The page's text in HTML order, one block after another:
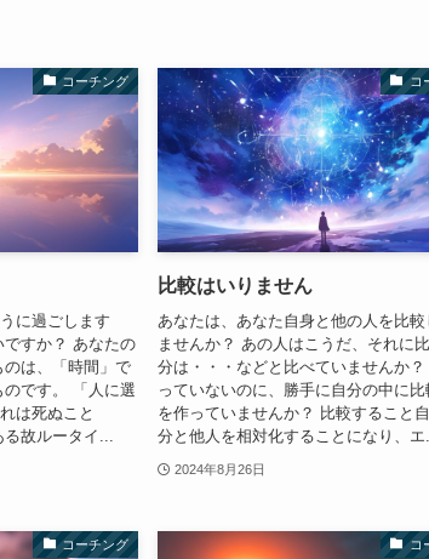
コーチング
に過ごします
すか？ あなたの
は、「時間」で
です。 「人に選
は死ぬこと
故ルータイ...
コ
比較はいりません
あなたは、あなた自身と他の人を比
ませんか？ あの人はこうだ、それに
分は・・・などと比べていませんか
っていないのに、勝手に自分の中に比
を作っていませんか？ 比較すること
分と他人を相対化することになり、エ
2024年8月26日
コーチング コ